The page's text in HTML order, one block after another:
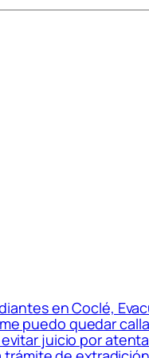
en Coclé,
puedo quedar
evitar juicio por